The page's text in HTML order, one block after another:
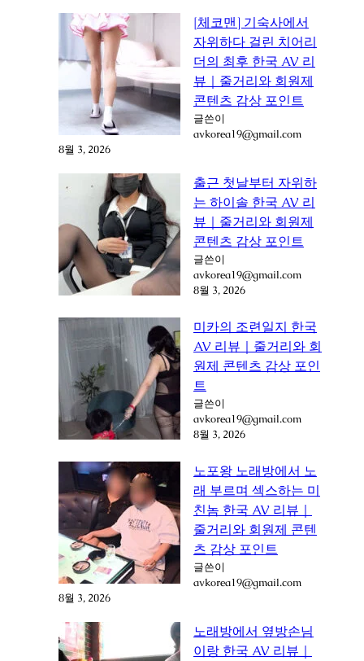
[체코맨] 기숙사에서
자위하다 걸린 치어리
더의 최후 한국 AV 리
뷰｜줄거리와 회원제
콘텐츠 감상 포인트
글쓴이
avkorea19@gmail.com
8월 3, 2026
출근 첫날부터 자위하
는 하이솔 한국 AV 리
뷰｜줄거리와 회원제
콘텐츠 감상 포인트
글쓴이
avkorea19@gmail.com
8월 3, 2026
미카의 조련일지 한국
AV 리뷰｜줄거리와 회
원제 콘텐츠 감상 포인
트
글쓴이
avkorea19@gmail.com
8월 3, 2026
노포왕 노래방에서 노
래 부르며 섹스하는 미
친놈 한국 AV 리뷰｜
줄거리와 회원제 콘텐
츠 감상 포인트
글쓴이
avkorea19@gmail.com
8월 3, 2026
노래방에서 옆방손님
이랑 한국 AV 리뷰｜